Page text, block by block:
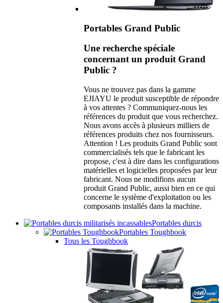
Portables Grand Public
Une recherche spéciale
concernant un produit Grand
Public ?
Vous ne trouvez pas dans la gamme
EJIAYU le produit susceptible de répondre
à vos attentes ? Communiquez-nous les
références du produit que vous recherchez.
Nous avons accès à plusieurs milliers de
références produits chez nos fournisseurs.
Attention ! Les produits Grand Public sont
commercialisés tels que le fabricant les
propose, c'est à dire dans les configurations
matérielles et logicielles proposées par leur
fabricant. Nous ne modifions aucun
produit Grand Public, aussi bien en ce qui
concerne le système d'exploitation ou les
composants installés dans la machine.
Portables durcis
Portables Toughbook
Tous les Toughbook